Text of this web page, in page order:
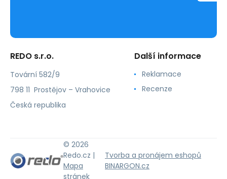
REDO s.r.o.
Tovární 582/9
798 11 Prostějov – Vrahovice
Česká republika
Další informace
Reklamace
Recenze
© 2026
Redo.cz |
Mapa
stránek
Tvorba a pronájem eshopů
BINARGON.cz